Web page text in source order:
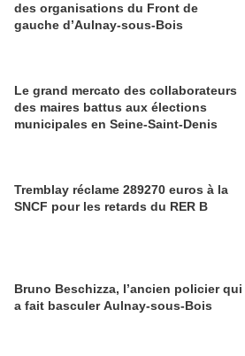
des organisations du Front de
gauche d’Aulnay-sous-Bois
Le grand mercato des collaborateurs
des maires battus aux élections
municipales en Seine-Saint-Denis
Tremblay réclame 289270 euros à la
SNCF pour les retards du RER B
Bruno Beschizza, l’ancien policier qui
a fait basculer Aulnay-sous-Bois